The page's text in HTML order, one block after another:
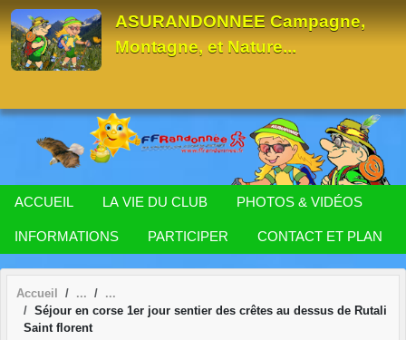
ASURANDONNEE Campagne,
Montagne, et Nature...
ACCUEIL LA VIE DU CLUB PHOTOS & VIDÉOS
INFORMATIONS PARTICIPER CONTACT ET PLAN
Accueil
Séjour en corse 1er jour sentier des crêtes au dessus de Rutali
Saint florent
Panneau de gestion des cookies